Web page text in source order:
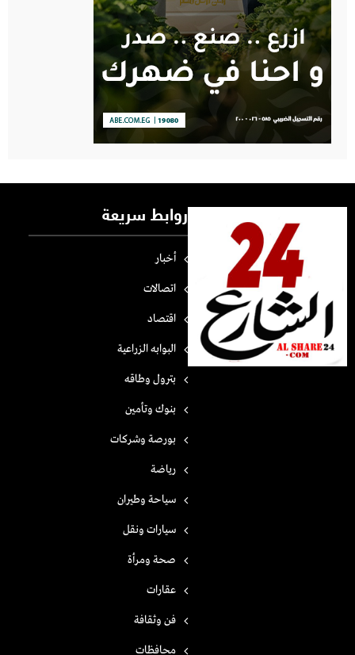
روابط سريعة
أخبار
اتصالات
اقتصاد
البوابه الزراعية
بترول وطاقه
بنوك وتأمين
بورصة وشركات
رياضة
سياحة وطيران
سيارات ونقل
صحة ومرأة
عقارات
فن وثقافة
محافظات